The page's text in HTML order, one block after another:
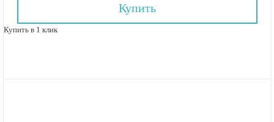
Купить
Купить в 1 клик